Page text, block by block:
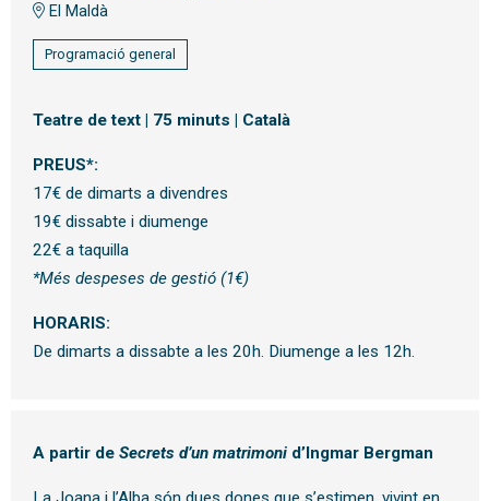
El Maldà
Programació general
Teatre de text | 75 minuts | Català
PREUS*:
17€ de dimarts a divendres
19€ dissabte i diumenge
22€ a taquilla
*Més despeses de gestió (1€)
HORARIS:
De dimarts a dissabte a les 20h. Diumenge a les 12h.
A partir de Secrets d’un matrimonid’Ingmar Bergman